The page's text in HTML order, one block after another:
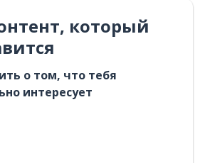
который
о том, что тебя
интересует